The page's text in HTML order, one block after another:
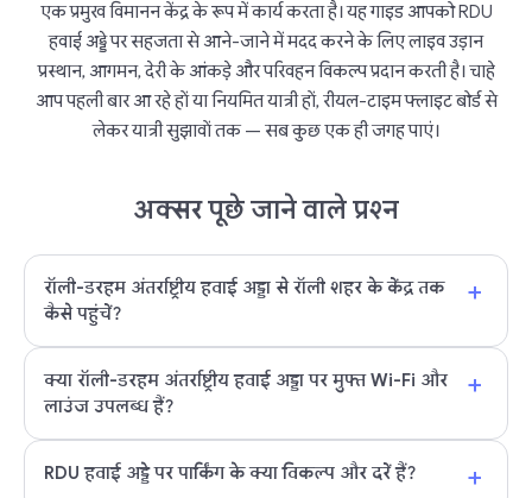
एक प्रमुख विमानन केंद्र के रूप में कार्य करता है। यह गाइड आपको RDU
हवाई अड्डे पर सहजता से आने-जाने में मदद करने के लिए लाइव उड़ान
प्रस्थान, आगमन, देरी के आंकड़े और परिवहन विकल्प प्रदान करती है। चाहे
आप पहली बार आ रहे हों या नियमित यात्री हों, रीयल-टाइम फ्लाइट बोर्ड से
लेकर यात्री सुझावों तक — सब कुछ एक ही जगह पाएं।
अक्सर पूछे जाने वाले प्रश्न
रॉली-डरहम अंतर्राष्ट्रीय हवाई अड्डा से रॉली शहर के केंद्र तक
कैसे पहुंचें?
+
क्या रॉली-डरहम अंतर्राष्ट्रीय हवाई अड्डा पर मुफ्त Wi-Fi और
लाउंज उपलब्ध हैं?
+
RDU हवाई अड्डे पर पार्किंग के क्या विकल्प और दरें हैं? +